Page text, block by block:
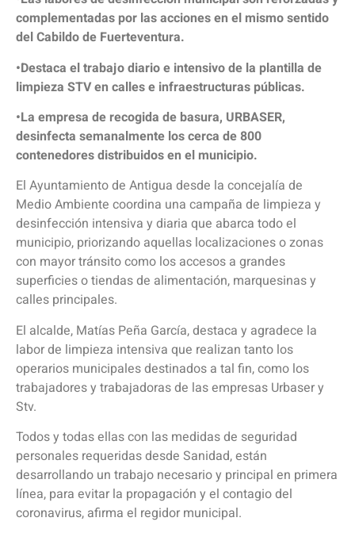
complementadas por las acciones en el mismo sentido
del Cabildo de Fuerteventura.
•Destaca el trabajo diario e intensivo de la plantilla de
limpieza STV en calles e infraestructuras públicas.
•La empresa de recogida de basura, URBASER,
desinfecta semanalmente los cerca de 800
contenedores distribuidos en el municipio.
El Ayuntamiento de Antigua desde la concejalía de
Medio Ambiente coordina una campaña de limpieza y
desinfección intensiva y diaria que abarca todo el
municipio, priorizando aquellas localizaciones o zonas
con mayor tránsito como los accesos a grandes
superficies o tiendas de alimentación, marquesinas y
calles principales.
El alcalde, Matías Peña García, destaca y agradece la
labor de limpieza intensiva que realizan tanto los
operarios municipales destinados a tal fin, como los
trabajadores y trabajadoras de las empresas Urbaser y
Stv.
Todos y todas ellas con las medidas de seguridad
personales requeridas desde Sanidad, están
desarrollando un trabajo necesario y principal en primera
línea, para evitar la propagación y el contagio del
coronavirus, afirma el regidor municipal.